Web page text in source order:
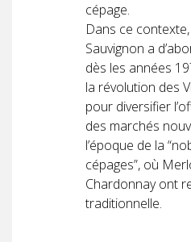
cépage.
Dans ce
Sauvignon a
dès les années
la révolution des
pour diversifier
des marchés
l’époque de la
cépages”, où
Chardonnay ont
traditionnelle.